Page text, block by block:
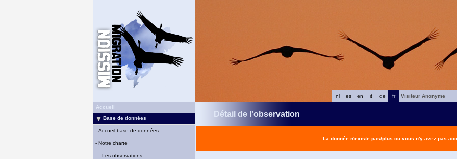
fr
de
it
en
es
nl
Visiteur Anonyme
Accueil
Base de données
- Accueil base de données
- Notre charte
Les observations
Détail de l'observation
La donnée n'existe pas/plus ou vous n'y avez pas